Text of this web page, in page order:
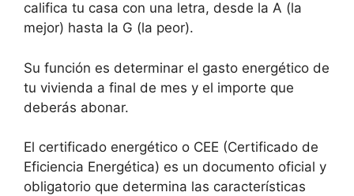
califica tu casa con una letra, desde la A (la
mejor) hasta la G (la peor).
Su función es determinar el gasto energético de
tu vivienda a final de mes y el importe que
deberás abonar.
El certificado energético o CEE (Certificado de
Eficiencia Energética) es un documento oficial y
obligatorio que determina las características